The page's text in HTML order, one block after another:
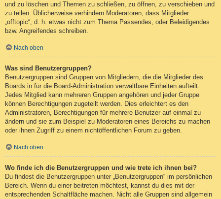
und zu löschen und Themen zu schließen, zu öffnen, zu verschieben und
zu teilen. Üblicherweise verhindern Moderatoren, dass Mitglieder
„offtopic“, d. h. etwas nicht zum Thema Passendes, oder Beleidigendes
bzw. Angreifendes schreiben.
Nach oben
Was sind Benutzergruppen?
Benutzergruppen sind Gruppen von Mitgliedern, die die Mitglieder des
Boards in für die Board-Administration verwaltbare Einheiten aufteilt.
Jedes Mitglied kann mehreren Gruppen angehören und jeder Gruppe
können Berechtigungen zugeteilt werden. Dies erleichtert es den
Administratoren, Berechtigungen für mehrere Benutzer auf einmal zu
ändern und sie zum Beispiel zu Moderatoren eines Bereichs zu machen
oder ihnen Zugriff zu einem nichtöffentlichen Forum zu geben.
Nach oben
Wo finde ich die Benutzergruppen und wie trete ich ihnen bei?
Du findest die Benutzergruppen unter „Benutzergruppen“ im persönlichen
Bereich. Wenn du einer beitreten möchtest, kannst du dies mit der
entsprechenden Schaltfläche machen. Nicht alle Gruppen sind allgemein